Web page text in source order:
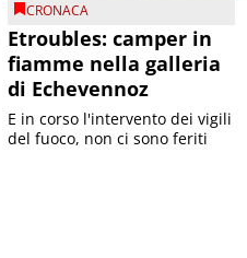
CRONACA
Etroubles: camper in
fiamme nella galleria
di Echevennoz
E in corso l'intervento dei vigili
del fuoco, non ci sono feriti